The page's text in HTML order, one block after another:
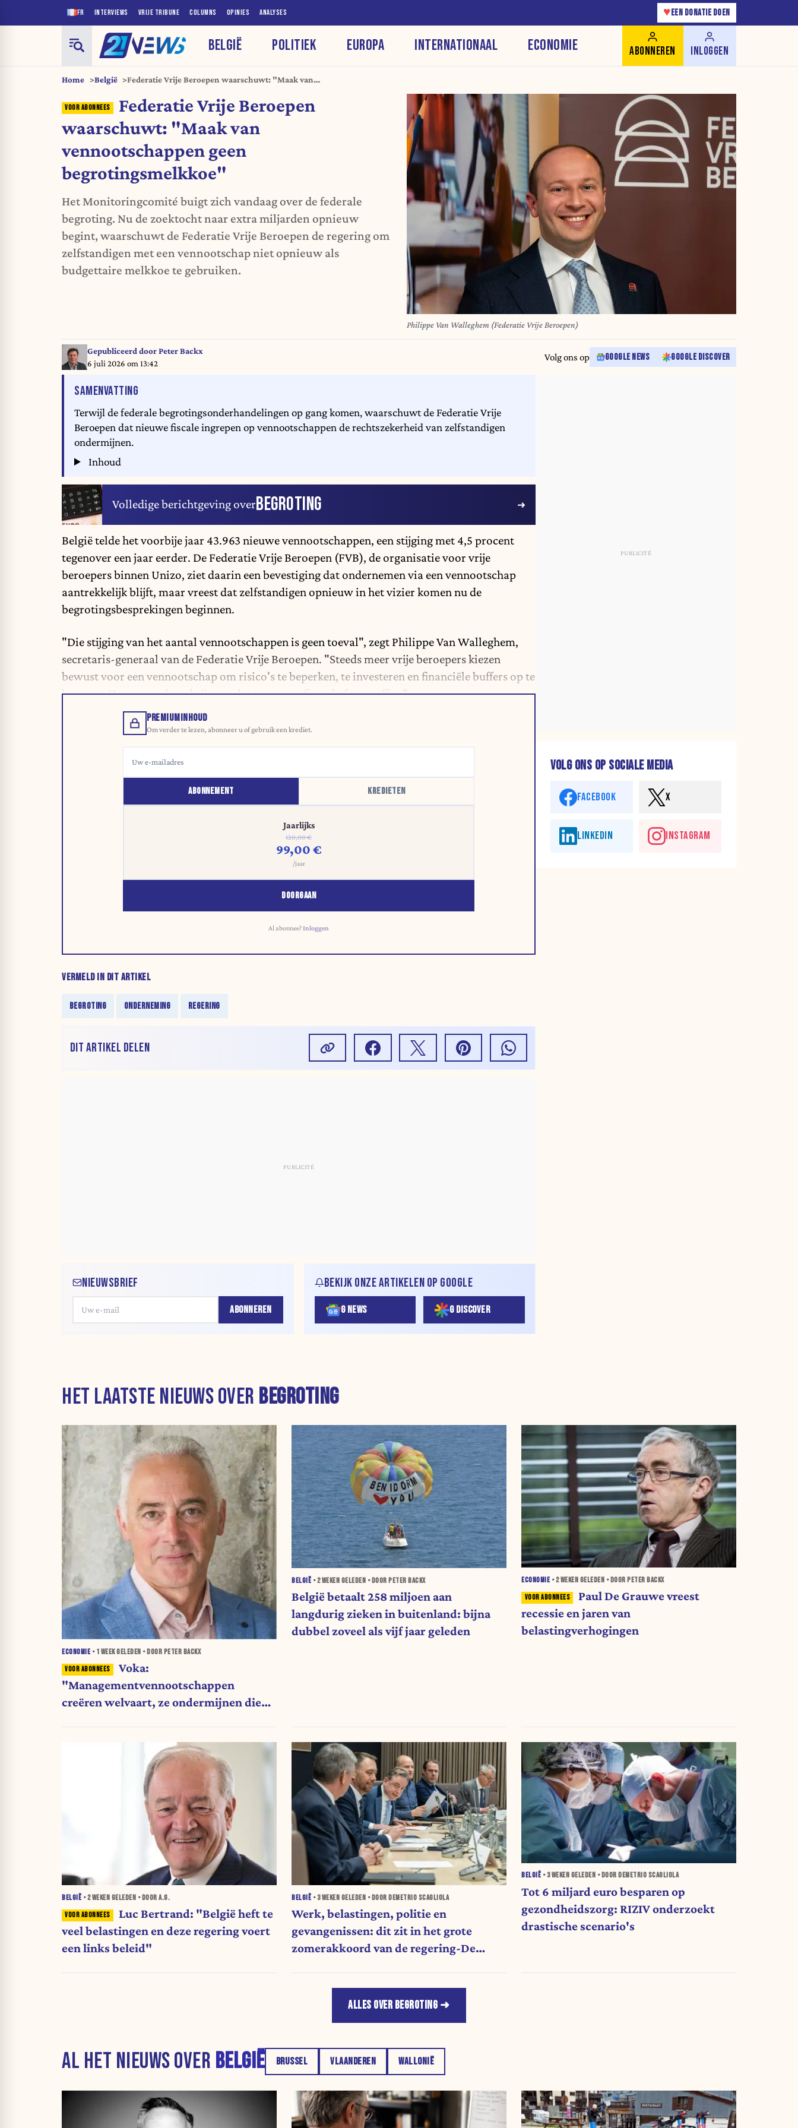
FR INTERVIEWS VRIJE TRIBUNE COLUMNS OPINIES ANALYSES ♥ EEN DONATIE DOEN
BELGIË POLITIEK EUROPA INTERNATIONAAL ECONOMIE ABONNEREN INLOGGEN
Home België
Federatie Vrije Beroepen waarschuwt: "Maak van
Federatie Vrije Beroepen
waarschuwt: "Maak van
vennootschappen geen
begrotingsmelkkoe"
Het Monitoringcomité buigt zich vandaag over de federale
begroting. Nu de zoektocht naar extra miljarden opnieuw
begint, waarschuwt de Federatie Vrije Beroepen de regering om
zelfstandigen met een vennootschap niet opnieuw als
budgettaire melkkoe te gebruiken.
Philippe Van Walleghem (Federatie Vrije Beroepen)
Gepubliceerd doorPeter Backx
6 juli 2026 om 13:42
Volg ons op GOOGLE NEWS GOOGLE DISCOVER
SAMENVATTING
Terwijl de federale begrotingsonderhandelingen op gang komen, waarschuwt de Federatie Vrije
Beroepen dat nieuwe fiscale ingrepen op vennootschappen de rechtszekerheid van zelfstandigen
ondermijnen.
Inhoud
Volledige berichtgeving overBEGROTING
België telde het voorbije jaar 43.963 nieuwe vennootschappen, een stijging met 4,5 procent
tegenover een jaar eerder. De Federatie Vrije Beroepen (FVB), de organisatie voor vrije
beroepers binnen Unizo, ziet daarin een bevestiging dat ondernemen via een vennootschap
aantrekkelijk blijft, maar vreest dat zelfstandigen opnieuw in het vizier komen nu de
begrotingsbesprekingen beginnen.
"Die stijging van het aantal vennootschappen is geen toeval", zegt Philippe Van Walleghem,
secretaris-generaal van de Federatie Vrije Beroepen. "Steeds meer vrije beroepers kiezen
bewust voor een vennootschap om risico's te beperken, te investeren en financiële buffers op te
bouwen. Het zou verkeerd zijn om dat succes nu fiscaal af te straffen."
PREMIUMINHOUD
Om verder te lezen, abonneer u of gebruik een krediet.
ABONNEMENT KREDIETEN
Jaarlijks
120,00 €
99,00 €
/jaar
DOORGAAN
Al abonnee?Inloggen
VERMELD IN DIT ARTIKEL
BEGROTING ONDERNEMING REGERING
DIT ARTIKEL DELEN
NIEUWSBRIEF
ABONNEREN
BEKIJK ONZE ARTIKELEN OP GOOGLE
G NEWS G DISCOVER
VOLG ONS OP SOCIALE MEDIA
FACEBOOK X
LINKEDIN INSTAGRAM
HET LAATSTE NIEUWS OVER BEGROTING
ECONOMIE • 1 WEEKGELEDEN • DOOR PETER BACKX
Voka:
"Managementvennootschappen
creëren welvaart, ze ondermijnen die
BELGIË •2 WEKEN GELEDEN • DOOR PETER BACKX
België betaalt 258 miljoen aan
langdurig zieken in buitenland: bijna
dubbel zoveel als vijf jaar geleden
ECONOMIE •2 WEKEN GELEDEN • DOOR PETER BACKX
Paul De Grauwe vreest
recessie en jaren van
belastingverhogingen
BELGIË •2 WEKEN GELEDEN • DOOR A.G.
Luc Bertrand: "België heft te
veel belastingen en deze regering voert
een links beleid"
BELGIË •3 WEKEN GELEDEN • DOOR DEMETRIO SCAGLIOLA
Werk, belastingen, politie en
gevangenissen: dit zit in het grote
zomerakkoord van de regering-De
BELGIË •3 WEKEN GELEDEN • DOOR DEMETRIO SCAGLIOLA
Tot 6 miljard euro besparen op
gezondheidszorg: RIZIV onderzoekt
drastische scenario's
ALLES OVER BEGROTING
AL HET NIEUWS OVER BELGIË BRUSSEL VLAANDEREN WALLONIË